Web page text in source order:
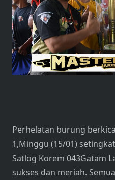
Perhelatan burung
1,Minggu (15/01)
Satlog Korem 043Gatam
sukses dan meriah.